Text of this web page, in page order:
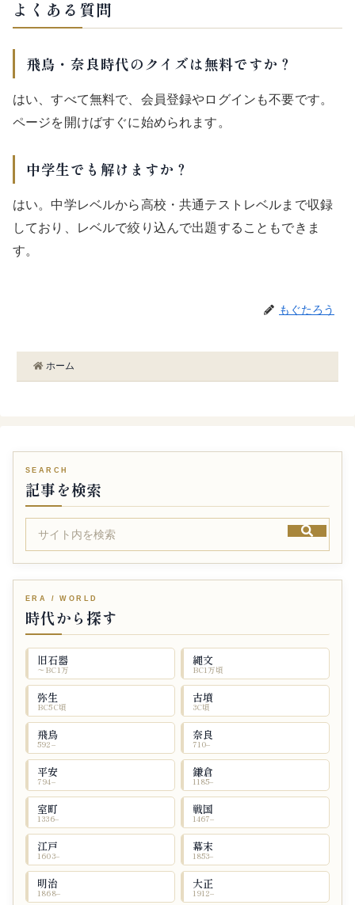
よくある質問
飛鳥・奈良時代のクイズは無料ですか？
はい、すべて無料で、会員登録やログインも不要です。
ページを開けばすぐに始められます。
中学生でも解けますか？
はい。中学レベルから高校・共通テストレベルまで収録
しており、レベルで絞り込んで出題することもできま
す。
もぐたろう
ホーム
記事を検索
時代から探す
旧石器
〜BC1万
縄文
BC1万頃
弥生
BC5C頃
古墳
3C頃
飛鳥
592–
奈良
710–
平安
794–
鎌倉
1185–
室町
1336–
戦国
1467–
江戸
1603–
幕末
1853–
明治
1868–
大正
1912–